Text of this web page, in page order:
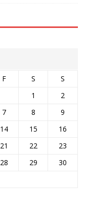
F S
S
1
2
7 8
9
14 15
16
21 22
23
28 29
30